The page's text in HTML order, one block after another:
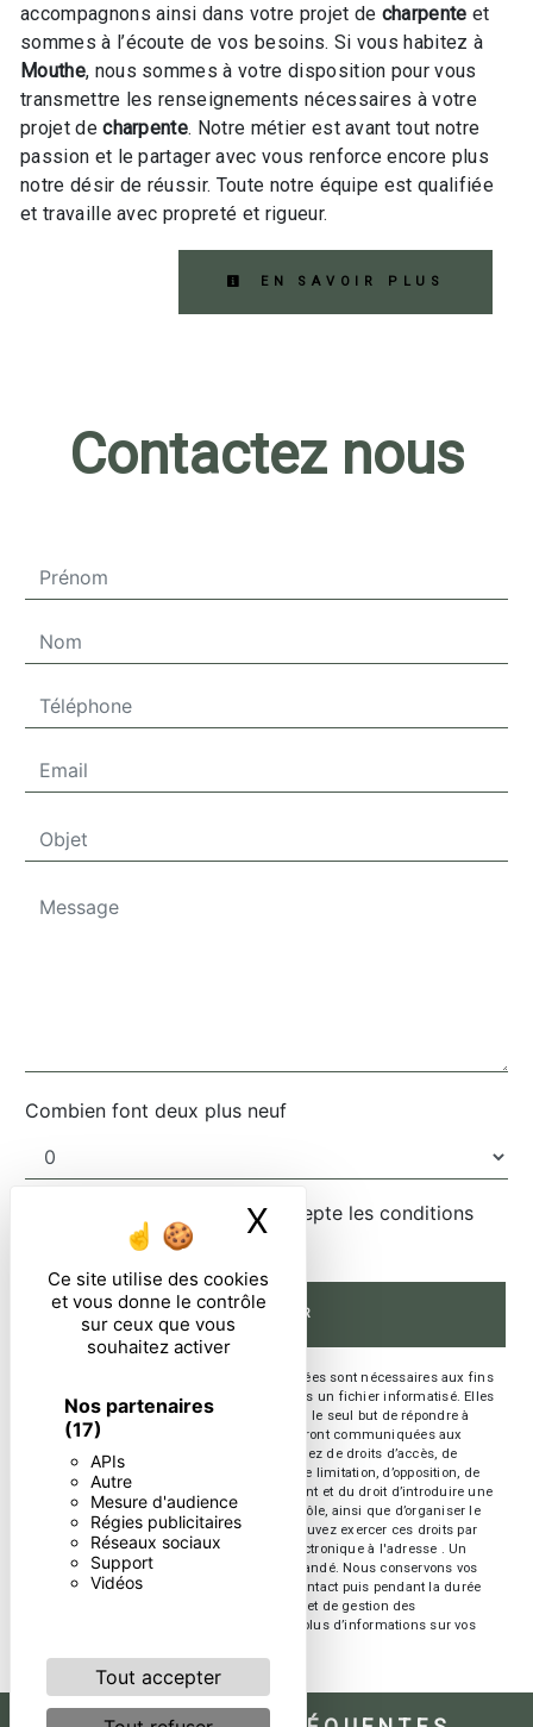
Ce site utilise des cookies
et vous donne le contrôle
sur ceux que vous
souhaitez activer
Nos partenaires
(17)
APIs
Autre
Mesure d'audience
Régies publicitaires
Réseaux sociaux
Support
Vidéos
Tout accepter
X Masquer le
accompagnons ainsi dans votre projet de charpente et
sommes à l’écoute de vos besoins. Si vous habitez à
Mouthe, nous sommes à votre disposition pour vous
transmettre les renseignements nécessaires à votre
projet decharpente. Notre métier est avant tout notre
passion et le partager avec vous renforce encore plus
notre désir de réussir. Toute notre équipe est qualifiée
et travaille avec propreté et rigueur.
EN SAVOIR PLUS
Contactez nous
Combien font deux plus neuf
En cochant cette case, j'accepte les conditions
particulières ci-dessous **
ENVOYER
** Les données personnelles communiquées sont nécessaires aux fins
de vous contacter et sont enregistrées dans un fichier informatisé. Elles
sont destinées à et ses sous-traitants dans le seul but de répondre à
votre message. Les données collectées seront communiquées aux
seuls destinataires suivants: . Vous disposez de droits d’accès, de
rectification, d’effacement, de portabilité, de limitation, d’opposition, de
retrait de votre consentement à tout moment et du droit d’introduire une
réclamation auprès d’une autorité de contrôle, ainsi que d’organiser le
sort de vos données post-mortem. Vous pouvez exercer ces droits par
voie postale à l'adresse ou par courrier électronique à l'adresse . Un
justificatif d'identité pourra vous être demandé. Nous conservons vos
données pendant la période de prise de contact puis pendant la durée
de prescription légale aux fins probatoires et de gestion des
contentieux. Consultez le site cnil.fr pour plus d’informations sur vos